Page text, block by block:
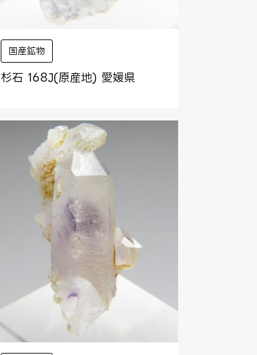
国産鉱物
杉石 168J(原産地) 愛媛県